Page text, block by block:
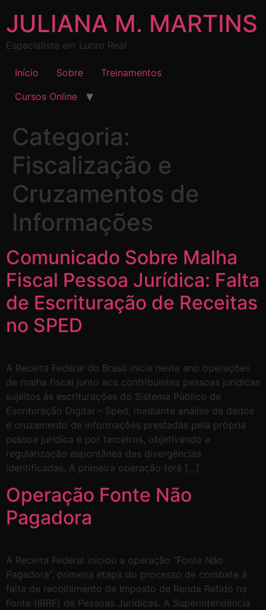
JULIANA M. MARTINS
Especialista em Lucro Real
Início Sobre
Treinamentos
Cursos Online
Categoria:
Fiscalização e
Cruzamentos de
Informações
Comunicado Sobre Malha
Fiscal Pessoa Jurídica: Falta
de Escrituração de Receitas
no SPED
A Receita Federal do Brasil inicia neste ano operações
de malha fiscal junto aos contribuintes pessoas jurídicas
sujeitos às escriturações do Sistema Público de
Escrituração Digital – Sped, mediante análise de dados
e cruzamento de informações prestadas pela própria
pessoa jurídica e por terceiros, objetivando a
regularização espontânea das divergências
identificadas. A primeira operação terá […]
Operação Fonte Não
Pagadora
A Receita Federal iniciou a operação “Fonte Não
Pagadora”, primeira etapa do processo de combate à
falta de recolhimento de Imposto de Renda Retido na
Fonte (IRRF) de Pessoas Jurídicas. A Superintendência